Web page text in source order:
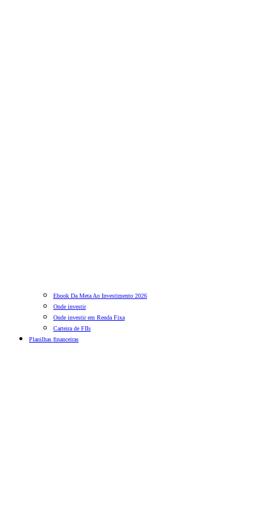
Ebook Da Meta Ao Investimento 2026
Onde investir
Onde investir em Renda Fixa
Carteira de FIIs
Planilhas financeiras